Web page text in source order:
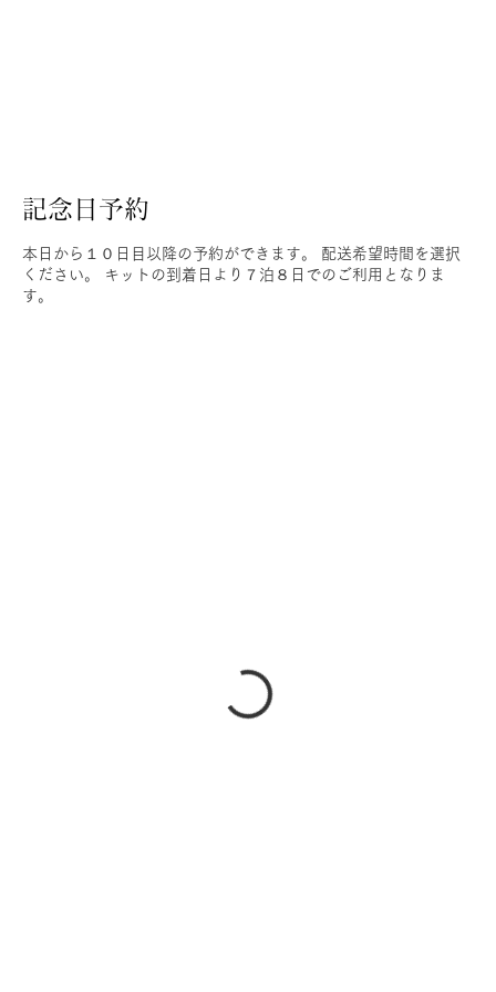
記念日予約
本日から１０日目以降の予約ができます。 配送希望時間を選択
ください。 キットの到着日より７泊８日でのご利用となりま
す。